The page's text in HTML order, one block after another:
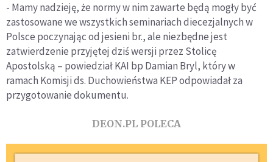
- Mamy nadzieję, że normy w nim zawarte będą mogły być
zastosowane we wszystkich seminariach diecezjalnych w
Polsce poczynając od jesieni br., ale niezbędne jest
zatwierdzenie przyjętej dziś wersji przez Stolicę
Apostolską – powiedział KAI bp Damian Bryl, który w
ramach Komisji ds. Duchowieństwa KEP odpowiadał za
przygotowanie dokumentu.
DEON.PL POLECA